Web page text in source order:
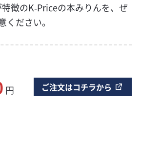
徴のK-Priceの本みりんを、ぜ
ください。
円
ご注文はコチラから